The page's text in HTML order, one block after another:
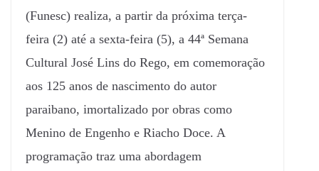
(Funesc) realiza, a partir da próxima terça-
feira (2) até a sexta-feira (5), a 44ª Semana
Cultural José Lins do Rego, em comemoração
aos 125 anos de nascimento do autor
paraibano, imortalizado por obras como
Menino de Engenho e Riacho Doce. A
programação traz uma abordagem